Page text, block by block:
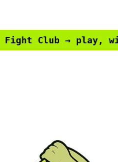
play, win your